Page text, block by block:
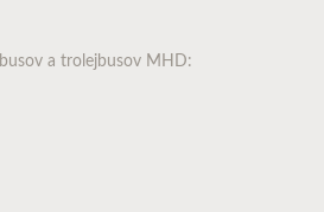
a trolejbusov MHD: